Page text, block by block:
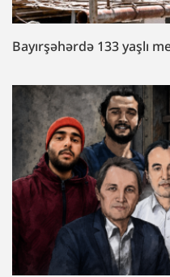
Bayırşəhərdə 133 yaşlı